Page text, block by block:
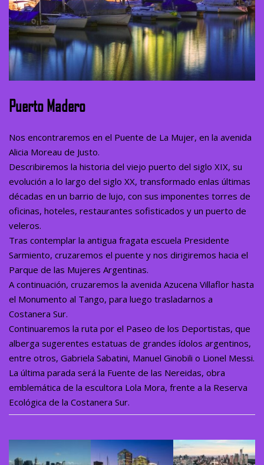
Puerto Madero
Nos encontraremos en el Puente de La Mujer, en la avenida
Alicia Moreau de Justo.
Describiremos la historia del viejo puerto del siglo XIX, su
evolución a lo largo del siglo XX, transformado enlas últimas
décadas en un barrio de lujo, con sus imponentes torres de
oficinas, hoteles, restaurantes sofisticados y un puerto de
veleros.
Tras contemplar la antigua fragata escuela Presidente
Sarmiento, cruzaremos el puente y nos dirigiremos hacia el
Parque de las Mujeres Argentinas.
A continuación, cruzaremos la avenida Azucena Villaflor hasta
el Monumento al Tango, para luego trasladarnos a
Costanera Sur.
Continuaremos la ruta por el Paseo de los Deportistas, que
alberga sugerentes estatuas de grandes ídolos argentinos,
entre otros, Gabriela Sabatini, Manuel Ginobili o Lionel Messi.
La última parada será la Fuente de las Nereidas, obra
emblemática de la escultora Lola Mora, frente a la Reserva
Ecológica de la Costanera Sur.